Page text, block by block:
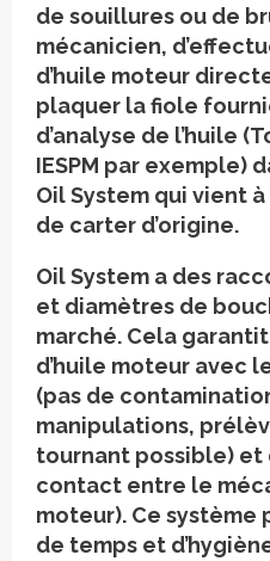
de souillures ou de
mécanicien,
d’huile moteur
plaquer la fiole
d’analyse de l’huile
IESPM par exemple)
Oil System qui vient
de carter d’origine.
Oil System a des
et diamètres de
marché. Cela
d’huile moteur avec
(pas de
manipulations,
tournant possible) et
contact entre le
moteur). Ce système
de temps et